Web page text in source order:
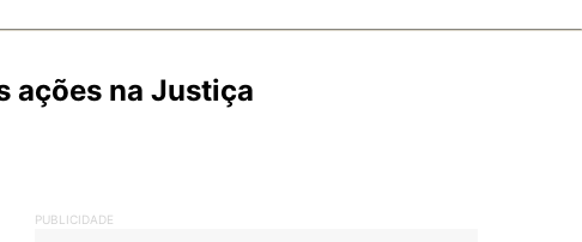
ações na Justiça
PUBLICIDADE